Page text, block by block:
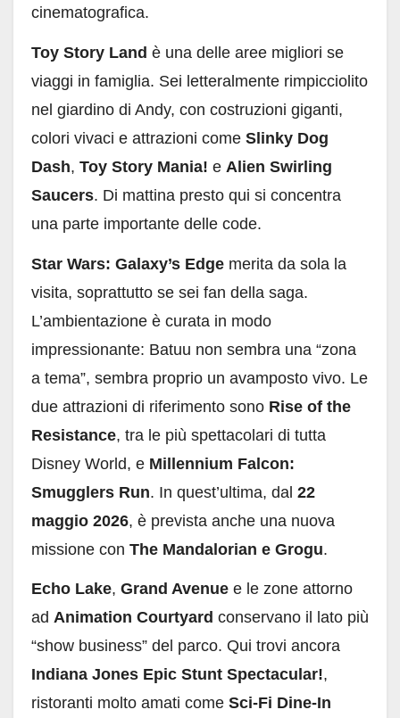
cinematografica.
Toy Story Land è una delle aree migliori se
viaggi in famiglia. Sei letteralmente rimpicciolito
nel giardino di Andy, con costruzioni giganti,
colori vivaci e attrazioni come Slinky Dog
Dash, Toy Story Mania! e Alien Swirling
Saucers. Di mattina presto qui si concentra
una parte importante delle code.
Star Wars: Galaxy’s Edge merita da sola la
visita, soprattutto se sei fan della saga.
L’ambientazione è curata in modo
impressionante: Batuu non sembra una “zona
a tema”, sembra proprio un avamposto vivo. Le
due attrazioni di riferimento sono Rise of the
Resistance, tra le più spettacolari di tutta
Disney World, e Millennium Falcon:
Smugglers Run. In quest’ultima, dal 22
maggio 2026, è prevista anche una nuova
missione con The Mandalorian e Grogu.
Echo Lake, Grand Avenue e le zone attorno
ad Animation Courtyard conservano il lato più
“show business” del parco. Qui trovi ancora
Indiana Jones Epic Stunt Spectacular!,
ristoranti molto amati come Sci-Fi Dine-In